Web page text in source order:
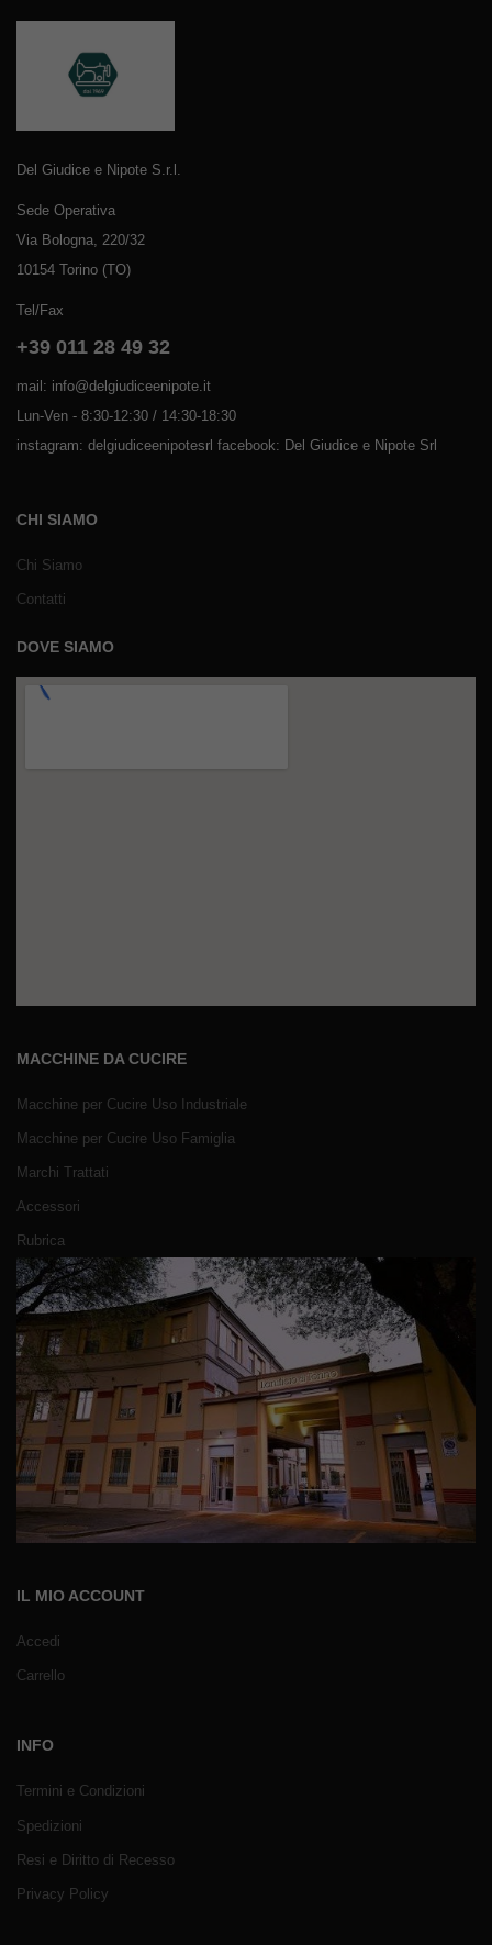
Del Giudice e Nipote S.r.l.
Sede Operativa
Via Bologna, 220/32
10154 Torino (TO)
Tel/Fax
+39 011 28 49 32
mail: info@delgiudiceenipote.it
Lun-Ven - 8:30-12:30 / 14:30-18:30
instagram: delgiudiceenipotesrl facebook: Del Giudice e Nipote Srl
CHI SIAMO
Chi Siamo
Contatti
DOVE SIAMO
MACCHINE DA CUCIRE
Macchine per Cucire Uso Industriale
Macchine per Cucire Uso Famiglia
Marchi Trattati
Accessori
Rubrica
IL MIO ACCOUNT
Accedi
Carrello
INFO
Termini e Condizioni
Spedizioni
Resi e Diritto di Recesso
Privacy Policy